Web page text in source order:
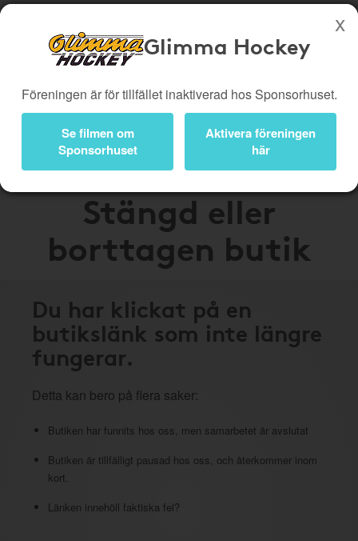
Köp genom denna sida stöttar Glimma Hockey
Butiker
Biobiljetter
Presentkort
Kampanjer
Bli medlem
Logga in
Glimma Hockey
Föreningen är för tillfället inaktiverad hos Sponsorhuset.
Se filmen om
Sponsorhuset
Aktivera föreningen
här
Stängd eller
borttagen butik
Du har klickat på en
butikslänk som inte längre
fungerar.
Detta kan bero på flera saker:
Butiken har funnits hos oss, men samarbetet är avslutat
Butiken är tillfälligt pausad hos oss, och återkommer inom
kort.
Länken innehöll faktiska fel?